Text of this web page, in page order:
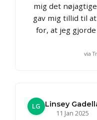
mig det
gav mig tillid til
for, at jeg
via
LG
Linsey
11 Jan 2025